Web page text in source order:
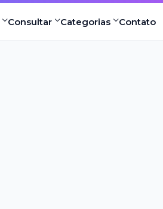
Consultar Categorias Contato